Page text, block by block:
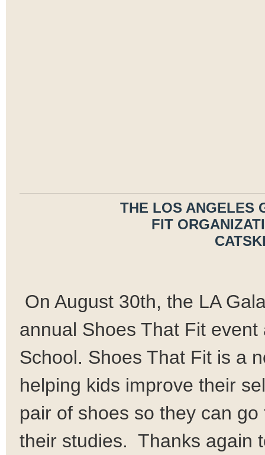
THE LOS ANGELES
FIT
On August 30th, the LA
annual Shoes That Fit
School. Shoes That Fit is a
helping kids improve their
pair of shoes so they can
their studies. Thanks again